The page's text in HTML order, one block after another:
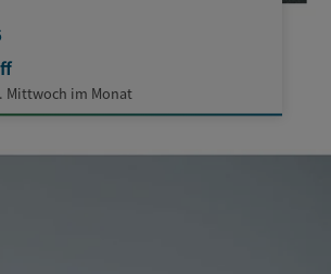
Mittwoch im Monat